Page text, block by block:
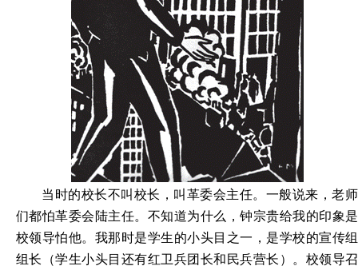
当时的校长不叫校长，叫革委会主任。一般说来，老师
们都怕革委会陆主任。不知道为什么，钟宗贵给我的印象是
校领导怕他。我那时是学生的小头目之一，是学校的宣传组
组长（学生小头目还有红卫兵团长和民兵营长）。校领导召